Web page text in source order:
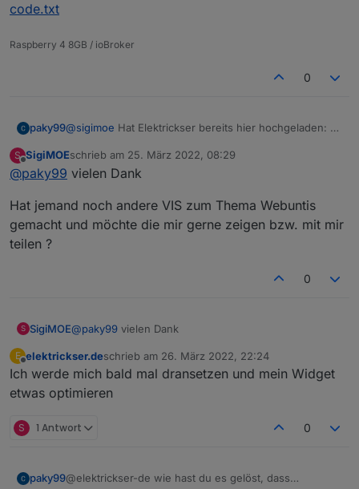
Was bei mir jetzt noch nicht geht ist die
Lehrerabfrage.
Also quasi die Datenpunkte des Tages als Liste.
Script zu versuchen.
Sonst denke ich ist erstmal alles benötigte
vorhanden.
Danke für den Adapter, hat bei mir gleich beim ersten
code.txt
Raspberry 4 8GB / ioBroker
0
paky99@sigimoe Hat Elektrickser bereits hier hochgeladen: 7
So habe ich es gelöst... als View export
S
Offline
SigiMOEschrieb am 25. März 2022, 08:29
zuletzt editiert von
@paky99 vielen Dank
Hat jemand noch andere VIS zum Thema Webuntis
gemacht und möchte die mir gerne zeigen bzw. mit mir
teilen ?
0
S SigiMOE@paky99 vielen Dank
Hat jemand noch andere VIS zum Thema Webuntis
gemacht und möchte die mir gerne zeigen bzw. mit
mir teilen ?
E elektrickser.deschrieb am 26. März 2022, 22:24
zuletzt editiert von
Ich werde mich bald mal dransetzen und mein Widget
etwas optimieren
S 1 Antwort 0
paky99@elektrickser-de wie hast du es gelöst, dass